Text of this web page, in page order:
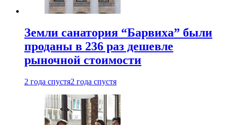
Земли санатория “Барвиха” были
проданы в 236 раз дешевле
рыночной стоимости
2 года спустя2 года спустя